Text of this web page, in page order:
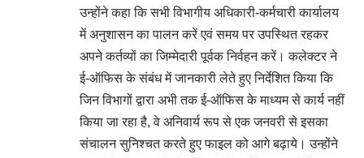
उन्होंने कहा कि सभी विभागीय अधिकारी-कर्मचारी कार्यालय
में अनुशासन का पालन करें एवं समय पर उपस्थित रहकर
अपने कर्तव्यों का जिम्मेदारी पूर्वक निर्वहन करें। कलेक्टर ने
ई-ऑफिस के संबंध में जानकारी लेते हुए निर्देशित किया कि
जिन विभागों द्वारा अभी तक ई-ऑफिस के माध्यम से कार्य नहीं
किया जा रहा है, वे अनिवार्य रूप से एक जनवरी से इसका
संचालन सुनिश्चत करते हुए फाइल को आगे बढ़ाये। उन्होंने